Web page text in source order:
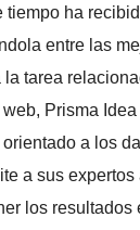
tiempo ha
entre las
tarea
Prisma
a los
a sus expertos
los resultados